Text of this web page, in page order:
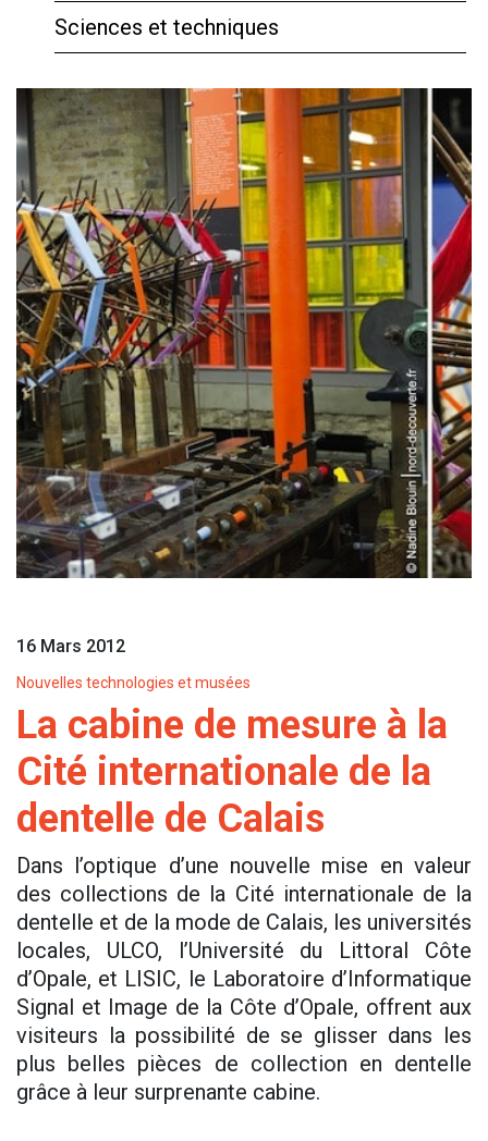
Sciences et techniques
16 Mars 2012
Nouvelles technologies et musées
La cabine de mesure à la
Cité internationale de la
dentelle de Calais
Dans l’optique d’une nouvelle mise en valeur
des collections de la Cité internationale de la
dentelle et de la mode de Calais, les universités
locales, ULCO, l’Université du Littoral Côte
d’Opale, et LISIC, le Laboratoire d’Informatique
Signal et Image de la Côte d’Opale, offrent aux
visiteurs la possibilité de se glisser dans les
plus belles pièces de collection en dentelle
grâce à leur surprenante cabine.